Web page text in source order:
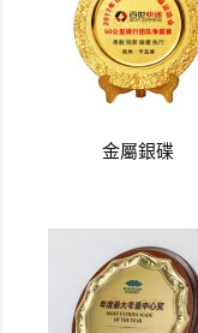
金屬銀碟